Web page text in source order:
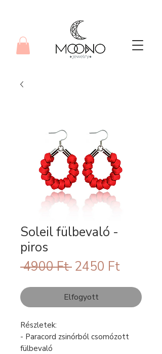
Soleil fülbevaló -
piros
4900 Ft Szokásos
2450 FtAkciós
Elfogyott
Részletek:
- Paracord zsinórból csomózott
fülbevaló